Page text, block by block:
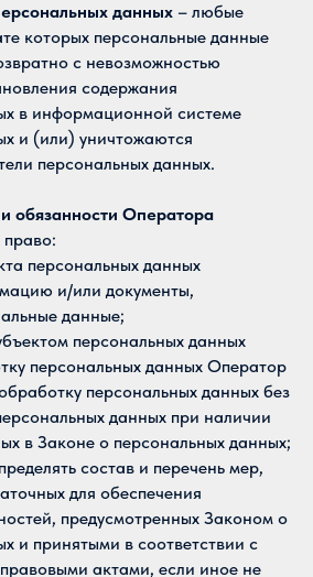
данных – любые
которых персональные данные
с невозможностью
содержания
в информационной системе
и (или) уничтожаются
персональных данных.
обязанности Оператора
персональных данных
и/или документы,
данные;
персональных данных
персональных данных Оператор
персональных данных без
данных при наличии
в Законе о персональных данных;
состав и перечень мер,
для обеспечения
предусмотренных Законом о
и принятыми в соответствии с
актами, если иное не